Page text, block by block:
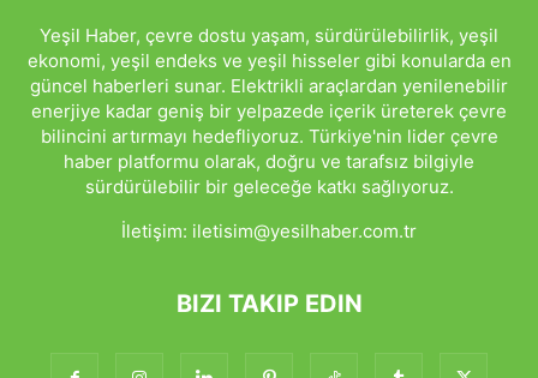
Yeşil Haber, çevre dostu yaşam, sürdürülebilirlik, yeşil
ekonomi, yeşil endeks ve yeşil hisseler gibi konularda en
güncel haberleri sunar. Elektrikli araçlardan yenilenebilir
enerjiye kadar geniş bir yelpazede içerik üreterek çevre
bilincini artırmayı hedefliyoruz. Türkiye'nin lider çevre
haber platformu olarak, doğru ve tarafsız bilgiyle
sürdürülebilir bir geleceğe katkı sağlıyoruz.
İletişim: iletisim@yesilhaber.com.tr
BIZI TAKIP EDIN